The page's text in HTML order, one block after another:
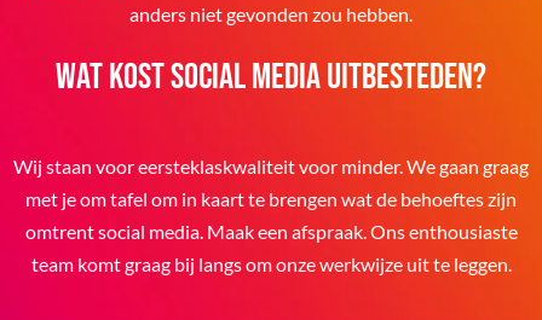
anders niet gevonden zou hebben.
Wat kost social media uitbesteden?
Wij staan voor eersteklaskwaliteit voor minder. We gaan graag
met je om tafel om in kaart te brengen wat de behoeftes zijn
omtrent social media. Maak een afspraak. Ons enthousiaste
team komt graag bij langs om onze werkwijze uit te leggen.